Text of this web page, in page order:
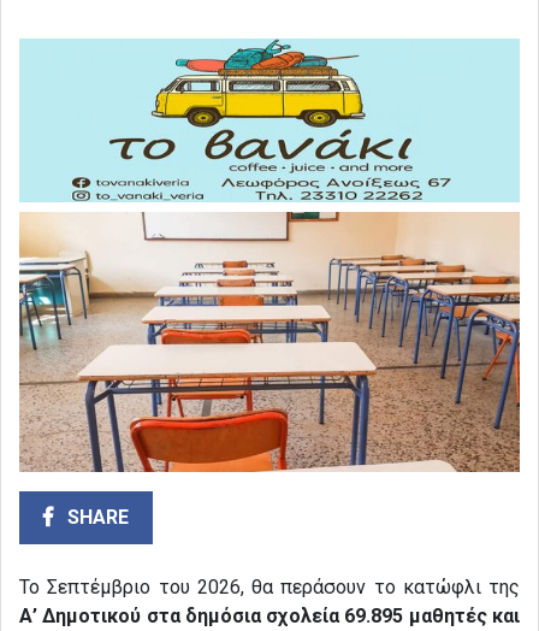
SHARE
Το Σεπτέμβριο του 2026, θα περάσουν το κατώφλι της
Α’ Δημοτικού στα δημόσια σχολεία 69.895 μαθητές και